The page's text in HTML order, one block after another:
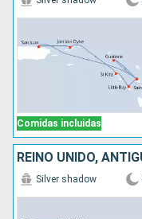
Comidas incluidas
Silver shadow